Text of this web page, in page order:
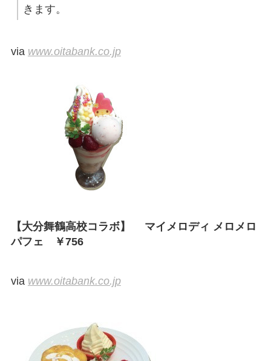
きます。
via www.oitabank.co.jp
【大分舞鶴高校コラボ】 マイメロディ メロメロ
パフェ ￥756
via www.oitabank.co.jp